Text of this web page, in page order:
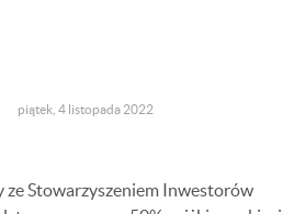
piątek, 4 listopada 2022
ze Stowarzyszeniem Inwestorów